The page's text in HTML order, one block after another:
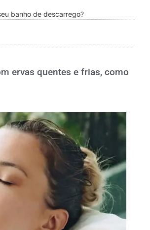
banho de descarrego?
ervas quentes e frias, como